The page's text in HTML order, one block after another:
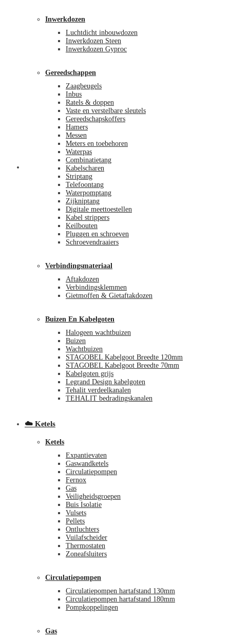
Inwerkdozen
Luchtdicht inbouwdozen
Inwerkdozen Steen
Inwerkdozen Gyproc
Gereedschappen
Zaagbeugels
Inbus
Ratels & doppen
Vaste en verstelbare sleutels
Gereedschapskoffers
Hamers
Messen
Meters en toebehoren
Waterpas
Combinatietang
Kabelscharen
Striptang
Telefoontang
Waterpomptang
Zijkniptang
Digitale meettoestellen
Kabel strippers
Keilbouten
Pluggen en schroeven
Schroevendraaiers
Verbindingsmateriaal
Aftakdozen
Verbindingsklemmen
Gietmoffen & Gietaftakdozen
Buizen En Kabelgoten
Halogeen wachtbuizen
Buizen
Wachtbuizen
STAGOBEL Kabelgoot Breedte 120mm
STAGOBEL Kabelgoot Breedte 70mm
Kabelgoten grijs
Legrand Design kabelgoten
Tehalit verdeelkanalen
TEHALIT bedradingskanalen
☁️ Ketels
Ketels
Expantievaten
Gaswandketels
Circulatiepompen
Fernox
Gas
Veiligheidsgroepen
Buis Isolatie
Vulsets
Pellets
Ontluchters
Vuilafscheider
Thermostaten
Zoneafsluiters
Circulatiepompen
Circulatiepompen hartafstand 130mm
Circulatiepompen hartafstand 180mm
Pompkoppelingen
Gas